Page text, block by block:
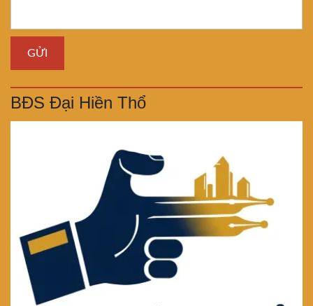
BĐS Đại Hiền Thổ